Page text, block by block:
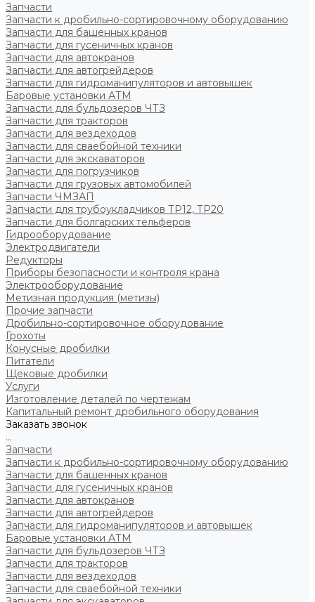
Запчасти
Запчасти к дробильно-сортировочному оборудованию
Запчасти для башенных кранов
Запчасти для гусеничных кранов
Запчасти для автокранов
Запчасти для автогрейдеров
Запчасти для гидроманипуляторов и автовышек
Баровые установки АТМ
Запчасти для бульдозеров ЧТЗ
Запчасти для тракторов
Запчасти для вездеходов
Запчасти для сваебойной техники
Запчасти для экскаваторов
Запчасти для погрузчиков
Запчасти для грузовых автомобилей
Запчасти ЧМЗАП
Запчасти для трубоукладчиков ТР12, ТР20
Запчасти для болгарских тельферов
Гидрооборудование
Электродвигатели
Редукторы
Приборы безопасности и контроля крана
Электрооборудование
Метизная продукция (метизы)
Прочие запчасти
Дробильно-сортировочное оборудование
Грохоты
Конусные дробилки
Питатели
Щековые дробилки
Услуги
Изготовление деталей по чертежам
Капитальный ремонт дробильного оборудования
Заказать звонок
...
Запчасти
Запчасти к дробильно-сортировочному оборудованию
Запчасти для башенных кранов
Запчасти для гусеничных кранов
Запчасти для автокранов
Запчасти для автогрейдеров
Запчасти для гидроманипуляторов и автовышек
Баровые установки АТМ
Запчасти для бульдозеров ЧТЗ
Запчасти для тракторов
Запчасти для вездеходов
Запчасти для сваебойной техники